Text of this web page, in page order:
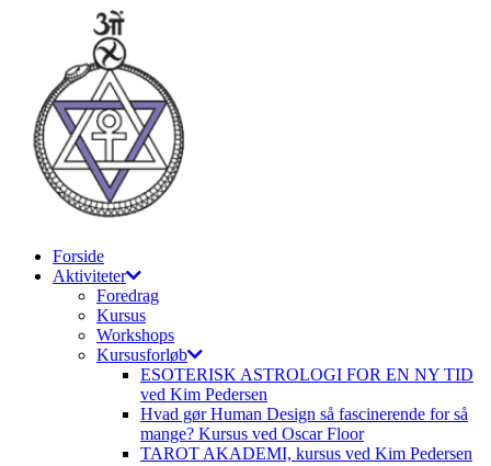
Forside
Aktiviteter
Foredrag
Kursus
Workshops
Kursusforløb
ESOTERISK ASTROLOGI FOR EN NY TID
ved Kim Pedersen
Hvad gør Human Design så fascinerende for så
mange? Kursus ved Oscar Floor
TAROT AKADEMI, kursus ved Kim Pedersen